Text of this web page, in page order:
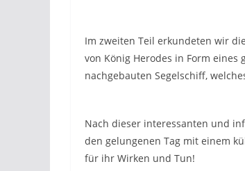
Im zweiten Teil erkundeten wir
von König Herodes in Form
nachgebauten Segelschiff,
Nach dieser interessanten und
den gelungenen Tag mit einem
für ihr Wirken und Tun!